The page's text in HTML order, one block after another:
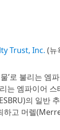
Trust, Inc. (뉴
’로 불리는
엠파이어
의 일반
고 머렐